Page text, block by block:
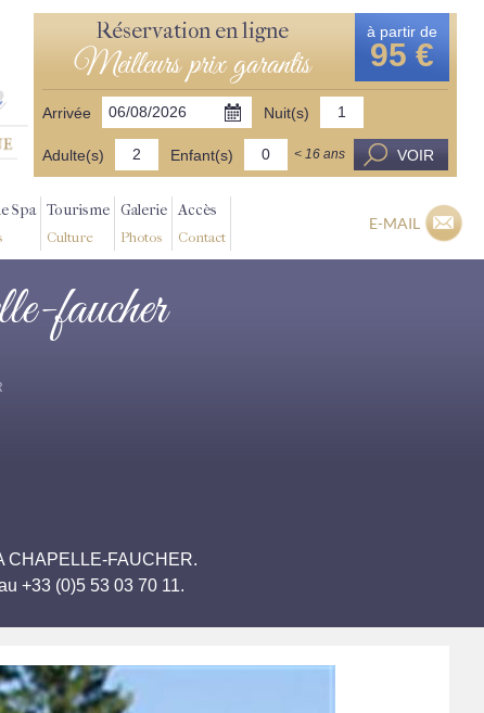
Réservation en ligne
Meilleurs prix garantis
à partir de
95 €
Arrivée Nuit(s)
Adulte(s) Enfant(s) < 16 ans VOIR
Spa Tourisme
Culture
Galerie
Photos
Accès
Contact
E-MAIL
faucher
CHAPELLE-FAUCHER.
+33 (0)5 53 03 70 11.